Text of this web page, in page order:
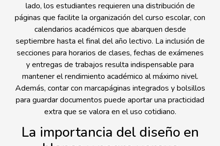
lado, los estudiantes requieren una distribución de
páginas que facilite la organización del curso escolar, con
calendarios académicos que abarquen desde
septiembre hasta el final del año lectivo. La inclusión de
secciones para horarios de clases, fechas de exámenes
y entregas de trabajos resulta indispensable para
mantener el rendimiento académico al máximo nivel.
Además, contar con marcapáginas integrados y bolsillos
para guardar documentos puede aportar una practicidad
extra que se valora en el uso cotidiano.
La importancia del diseño en